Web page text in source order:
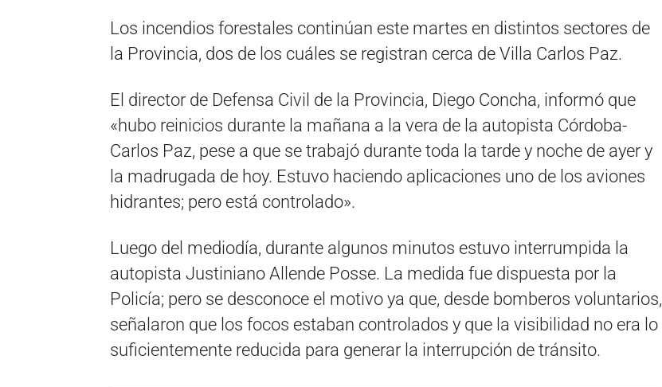
Los incendios forestales continúan este martes en distintos sectores de
la Provincia, dos de los cuáles se registran cerca de Villa Carlos Paz.
El director de Defensa Civil de la Provincia, Diego Concha, informó que
«hubo reinicios durante la mañana a la vera de la autopista Córdoba-
Carlos Paz, pese a que se trabajó durante toda la tarde y noche de ayer y
la madrugada de hoy. Estuvo haciendo aplicaciones uno de los aviones
hidrantes; pero está controlado».
Luego del mediodía, durante algunos minutos estuvo interrumpida la
autopista Justiniano Allende Posse. La medida fue dispuesta por la
Policía; pero se desconoce el motivo ya que, desde bomberos voluntarios,
señalaron que los focos estaban controlados y que la visibilidad no era lo
suficientemente reducida para generar la interrupción de tránsito.